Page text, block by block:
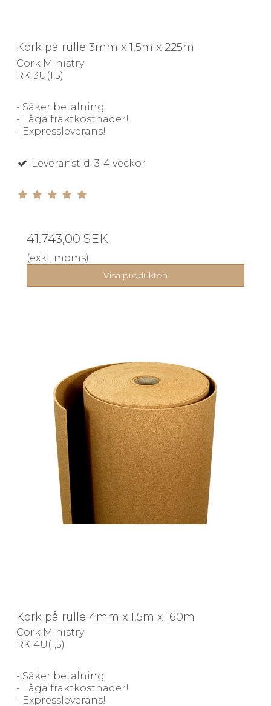
Kork på rulle 3mm x 1,5m x 225m
Cork Ministry
RK-3U(1,5)
- Säker betalning!
- Låga fraktkostnader!
- Expressleverans!
Leveranstid: 3-4 veckor
41.743,00 SEK
(exkl. moms)
Visa produkten
Kork på rulle 4mm x 1,5m x 160m
Cork Ministry
RK-4U(1,5)
- Säker betalning!
- Låga fraktkostnader!
- Expressleverans!